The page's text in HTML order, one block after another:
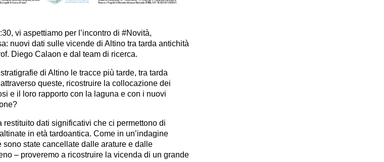
, vi aspettiamo per l’incontro di#Novità,
nuovi dati sulle vicende di Altino tra tarda antichità
Diego Calaon e dal team di ricerca.
di Altino le tracce più tarde, tra tarda
queste, ricostruire la collocazione dei
e il loro rapporto con la laguna e con i nuovi
restituitodati significativi che ci permettono di
in età tardoantica. Come in un’indagine
state cancellate dalle arature e dalle
– proveremo a ricostruire la vicenda di un grande